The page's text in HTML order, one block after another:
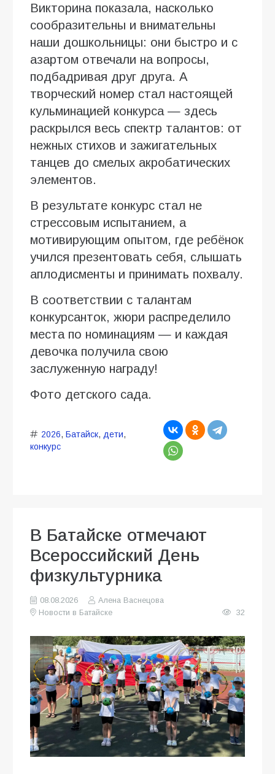
Викторина показала, насколько
сообразительны и внимательны
наши дошкольницы: они быстро и с
азартом отвечали на вопросы,
подбадривая друг друга. А
творческий номер стал настоящей
кульминацией конкурса — здесь
раскрылся весь спектр талантов: от
нежных стихов и зажигательных
танцев до смелых акробатических
элементов.
В результате конкурс стал не
стрессовым испытанием, а
мотивирующим опытом, где ребёнок
учился презентовать себя, слышать
аплодисменты и принимать похвалу.
В соответствии с талантам
конкурсанток, жюри распределило
места по номинациям — и каждая
девочка получила свою
заслуженную награду!
Фото детского сада.
2026, Батайск, дети,
конкурс
В Батайске отмечают
Всероссийский День
физкультурника
08.08.2026
Алена Васнецова
Новости в Батайске
32